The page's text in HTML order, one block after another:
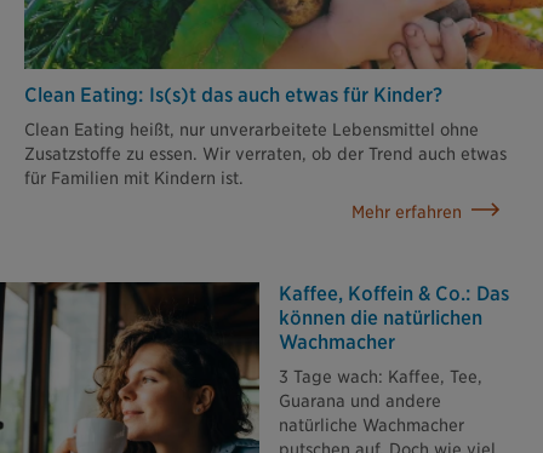
Clean Eating: Is(s)t das auch etwas für Kinder?
Clean Eating heißt, nur unverarbeitete Lebensmittel ohne
Zusatzstoffe zu essen. Wir verraten, ob der Trend auch etwas
für Familien mit Kindern ist.
Mehr erfahren
Kaffee, Koffein & Co.: Das
können die natürlichen
Wachmacher
3 Tage wach: Kaffee, Tee,
Guarana und andere
natürliche Wachmacher